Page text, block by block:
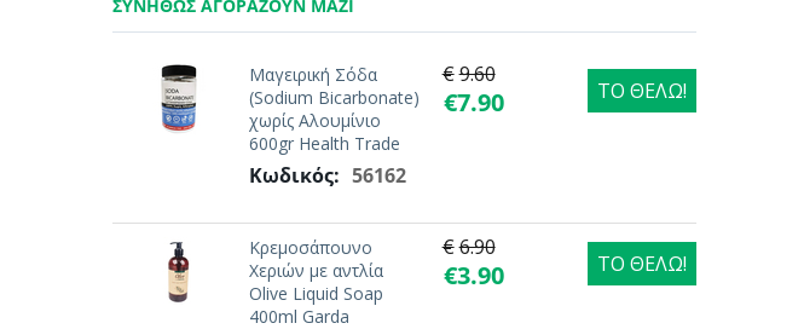
ΣΥΝΉΘΩΣ ΑΓΟΡΆΖΟΥΝ ΜΑΖΊ
Μαγειρική Σόδα
(Sodium Bicarbonate)
χωρίς Αλουμίνιο
600gr Health Trade
Κωδικός: 56162
€9.60
€7.90 ΤΟ ΘΕΛΩ!
Κρεμοσάπουνο
Χεριών με αντλία
Olive Liquid Soap
400ml Garda
€6.90
€3.90 ΤΟ ΘΕΛΩ!